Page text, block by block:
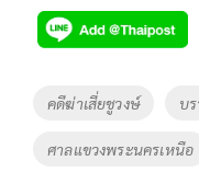
e
b
o
k
tt
er
p
y
Li
n
k
Tags
คดีฆ่าเสี่ยชูวงษ์ บ
ศาลแขวงพระนครเหนือ